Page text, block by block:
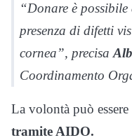
“Donare è
presenza di difetti
cornea”, precisa
Coordinamento
La volontà può essere
tramite AIDO.